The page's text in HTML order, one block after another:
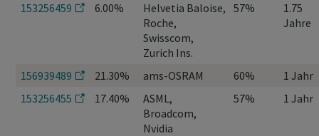
153256459
6.00%
Helvetia Baloise,
Roche,
Swisscom,
Zurich Ins.
57%
1.75
Jahre
156939489 21.30% ams-OSRAM 60%
1 Jahr
153256455
17.40%
ASML,
Broadcom,
Nvidia
57% 1 Jahr